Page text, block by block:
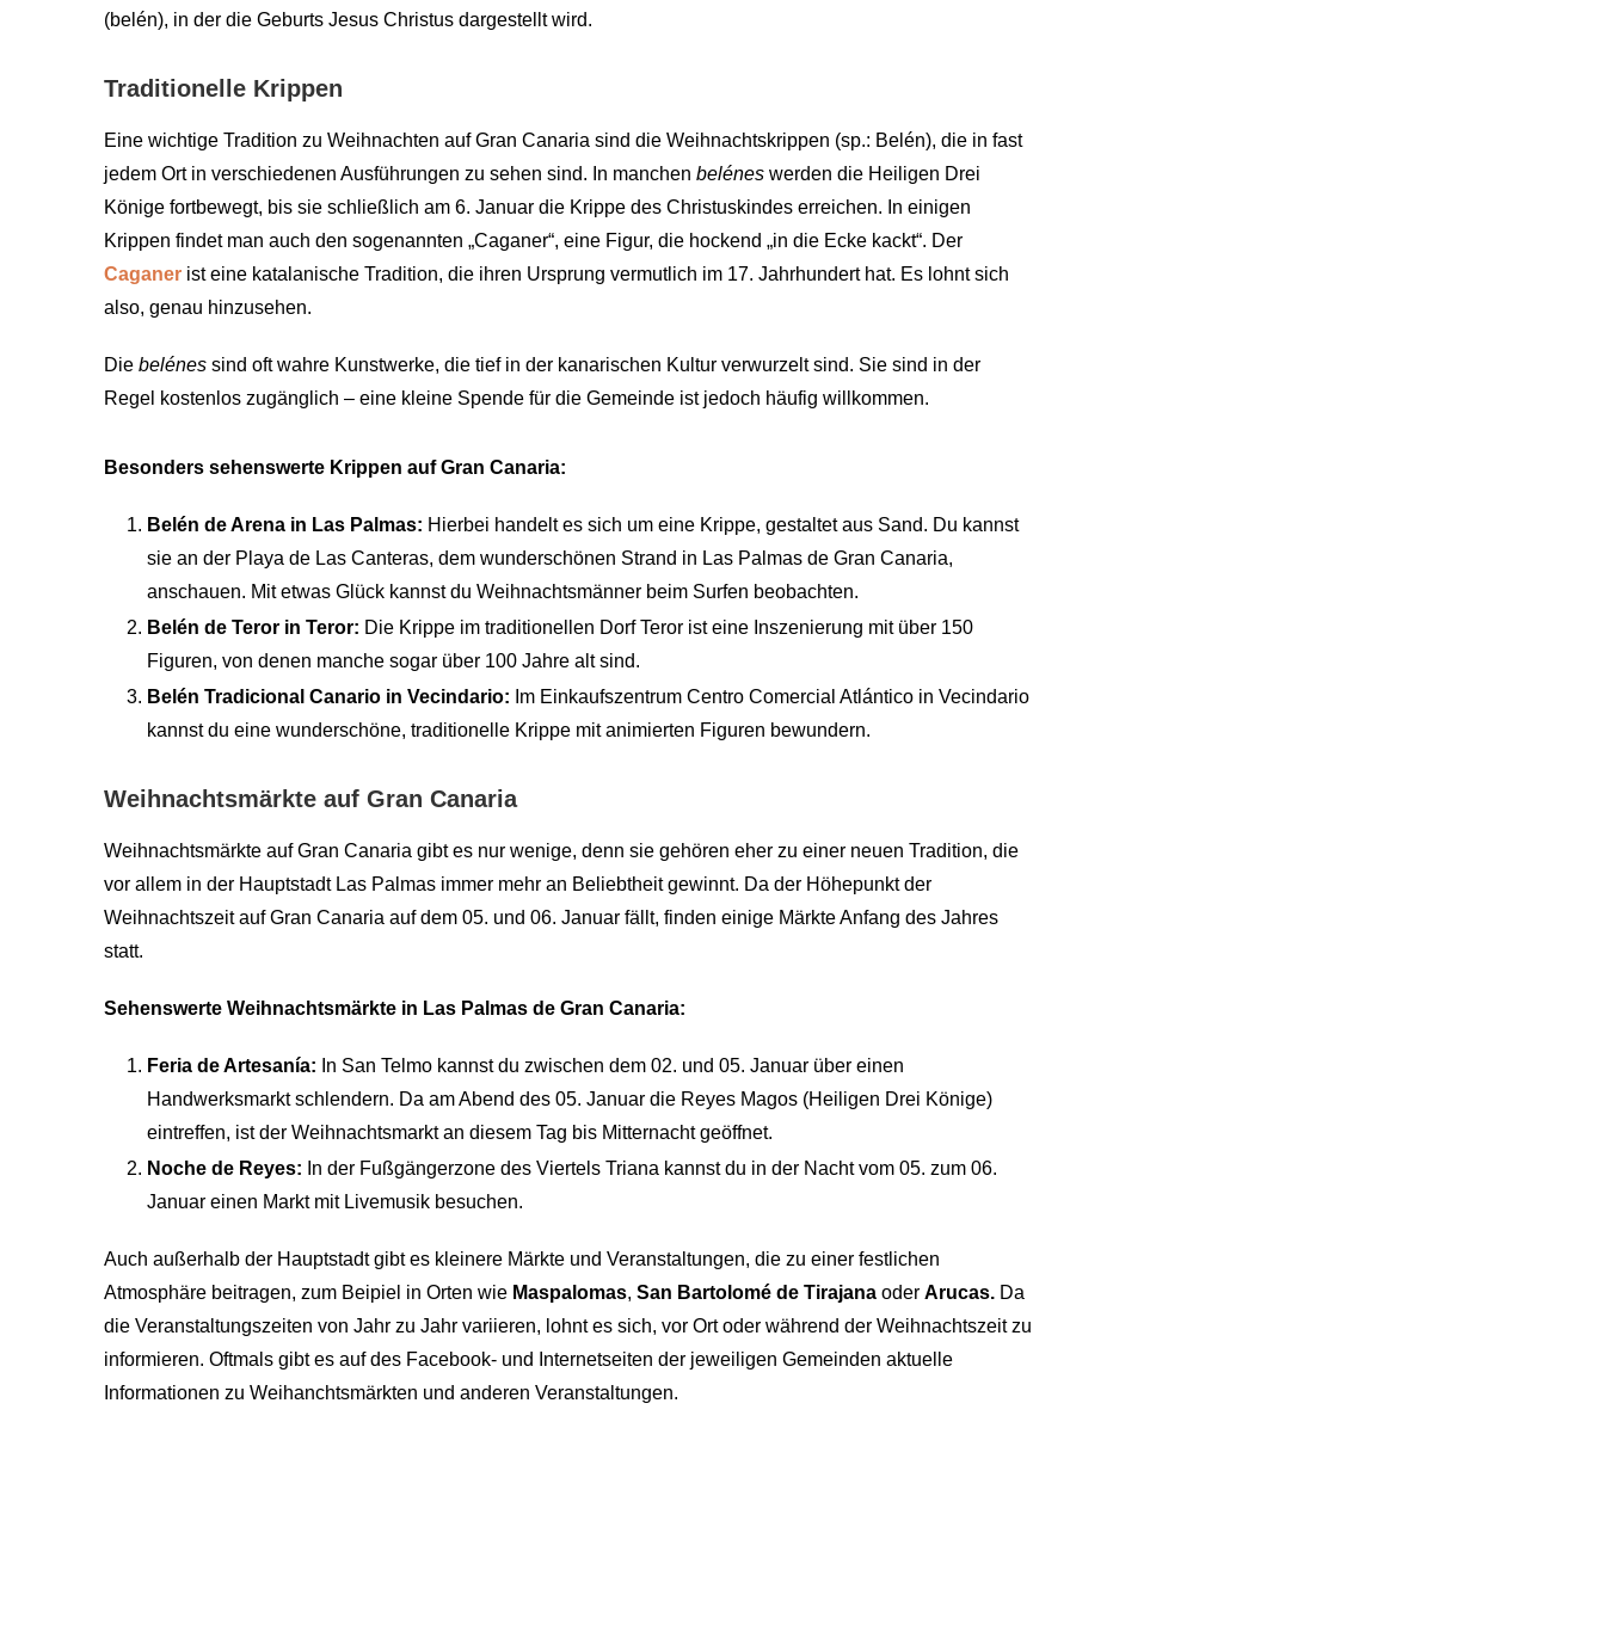
(belén), in der die Geburts Jesus Christus dargestellt wird.
Traditionelle Krippen
Eine wichtige Tradition zu Weihnachten auf Gran Canaria sind die Weihnachtskrippen (sp.: Belén), die in fast
jedem Ort in verschiedenen Ausführungen zu sehen sind. In manchen belénes werden die Heiligen Drei
Könige fortbewegt, bis sie schließlich am 6. Januar die Krippe des Christuskindes erreichen. In einigen
Krippen findet man auch den sogenannten „Caganer“, eine Figur, die hockend „in die Ecke kackt“. Der
Caganer ist eine katalanische Tradition, die ihren Ursprung vermutlich im 17. Jahrhundert hat. Es lohnt sich
also, genau hinzusehen.
Die belénes sind oft wahre Kunstwerke, die tief in der kanarischen Kultur verwurzelt sind. Sie sind in der
Regel kostenlos zugänglich – eine kleine Spende für die Gemeinde ist jedoch häufig willkommen.
Besonders sehenswerte Krippen auf Gran Canaria:
Belén de Arena in Las Palmas: Hierbei handelt es sich um eine Krippe, gestaltet aus Sand. Du kannst
sie an der Playa de Las Canteras, dem wunderschönen Strand in Las Palmas de Gran Canaria,
anschauen. Mit etwas Glück kannst du Weihnachtsmänner beim Surfen beobachten.
Belén de Teror in Teror: Die Krippe im traditionellen Dorf Teror ist eine Inszenierung mit über 150
Figuren, von denen manche sogar über 100 Jahre alt sind.
Belén Tradicional Canario in Vecindario: Im Einkaufszentrum Centro Comercial Atlántico in Vecindario
kannst du eine wunderschöne, traditionelle Krippe mit animierten Figuren bewundern.
Weihnachtsmärkte auf Gran Canaria
Weihnachtsmärkte auf Gran Canaria gibt es nur wenige, denn sie gehören eher zu einer neuen Tradition, die
vor allem in der Hauptstadt Las Palmas immer mehr an Beliebtheit gewinnt. Da der Höhepunkt der
Weihnachtszeit auf Gran Canaria auf dem 05. und 06. Januar fällt, finden einige Märkte Anfang des Jahres
statt.
Sehenswerte Weihnachtsmärkte in Las Palmas de Gran Canaria:
Feria de Artesanía: In San Telmo kannst du zwischen dem 02. und 05. Januar über einen
Handwerksmarkt schlendern. Da am Abend des 05. Januar die Reyes Magos (Heiligen Drei Könige)
eintreffen, ist der Weihnachtsmarkt an diesem Tag bis Mitternacht geöffnet.
Noche de Reyes: In der Fußgängerzone des Viertels Triana kannst du in der Nacht vom 05. zum 06.
Januar einen Markt mit Livemusik besuchen.
Auch außerhalb der Hauptstadt gibt es kleinere Märkte und Veranstaltungen, die zu einer festlichen
Atmosphäre beitragen, zum Beipiel in Orten wie Maspalomas, San Bartolomé de Tirajana oder Arucas. Da
die Veranstaltungszeiten von Jahr zu Jahr variieren, lohnt es sich, vor Ort oder während der Weihnachtszeit zu
informieren. Oftmals gibt es auf des Facebook- und Internetseiten der jeweiligen Gemeinden aktuelle
Informationen zu Weihanchtsmärkten und anderen Veranstaltungen.